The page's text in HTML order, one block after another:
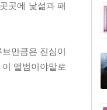
곳에 낯섦과 패
만큼은 진심이
앨범이야말로